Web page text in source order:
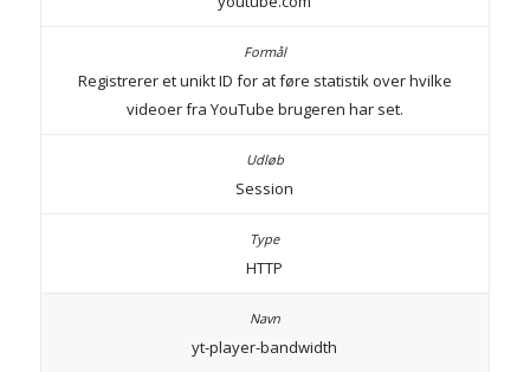
Registrerer et unikt ID for at føre statistik over hvilke
videoer fra YouTube brugeren har set.
Session
HTTP
yt-player-bandwidth